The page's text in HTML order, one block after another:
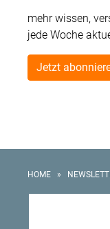
mehr wissen,
jede Woche
Jetzt
HOME»